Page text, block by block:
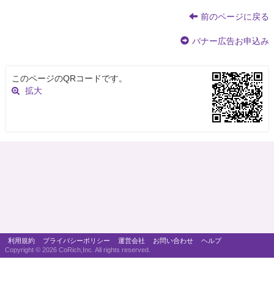
前のページに戻る
バナー広告お申込み
このページのQRコードです。
拡大
利用規約 プライバシーポリシー 運営会社 お問い合わせ
ヘルプ
Copyright © 2026 CoRich,Inc. All rights reserved.